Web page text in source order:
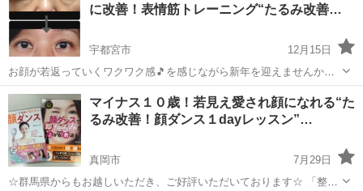
に改善！表情筋トレーニング“たるみ改善…
宇都宮市
12月15日
お顔が若返っていくワクワク感🎵を感じながら新年を迎えませんか
(^^)/ ジモティーをご覧になった方からもお申込みいただき、ご好評を
いただいております♪ 始めた方からお顔がどんどん若返る！！ おきゃ
ん...
栃木 宇都宮市 リフトアップ 表情筋
マイナス１０歳！若見え愛され顔になれる“た
るみ改善！顔ダンス１dayレッスン”…
真岡市
7月29日
☆群馬県からもお越しいただき、ご好評いただいております☆ 「整形